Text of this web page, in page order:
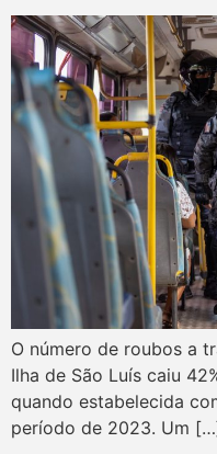
O número de roubos a
Ilha de São Luís caiu
quando estabelecida
período de 2023. Um